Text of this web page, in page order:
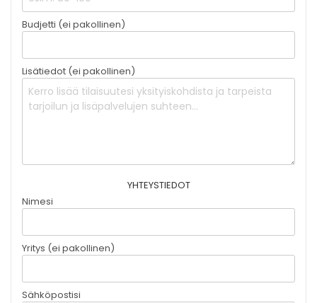
Budjetti (ei pakollinen)
Lisätiedot (ei pakollinen)
YHTEYSTIEDOT
Nimesi
Yritys (ei pakollinen)
Sähköpostisi